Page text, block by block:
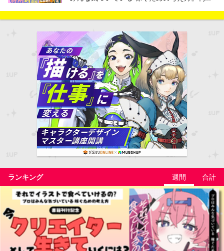
ランキング 週間 合計